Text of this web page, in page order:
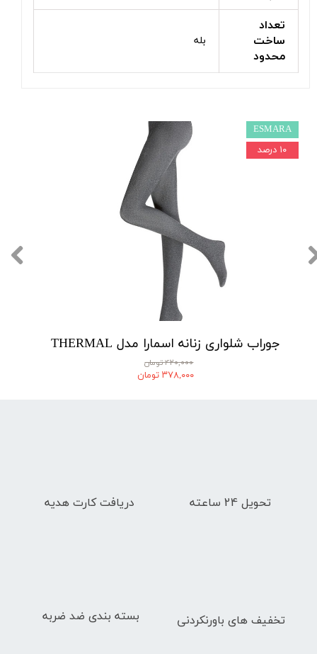
تعداد
ساخت
محدود
بله
جوراب شلواری زنانه اسمارا مدل THERMAL
۴۲۰,۰۰۰ تومان
۳۷۸,۰۰۰ تومان
ESMARA
۱۰ درصد
تحویل 24 ساعته دریافت کارت هدیه
تخفیف های باورنکردنی بسته بندی ضد ضربه